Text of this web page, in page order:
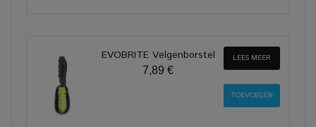
EVOBRITE Velgenborstel
7,89 €
LEES MEER